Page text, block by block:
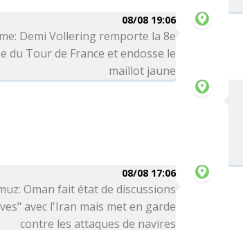
08/08 19:06
Demi Vollering remporte la 8e
du Tour de France et endosse le
maillot jaune
08/08 17:06
Oman fait état de discussions
avec l'Iran mais met en garde
contre les attaques de navires